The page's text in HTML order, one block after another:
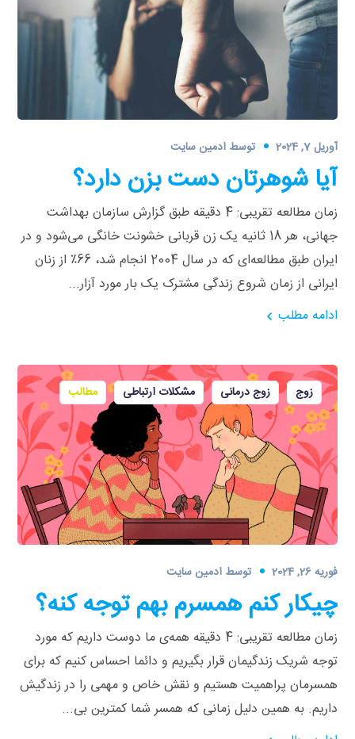
آوریل 7, 2024 توسطادمین سایت
آیا شوهرتان دست بزن دارد؟
زمان مطالعه تقریبی: 4 دقیقه طبق گزارش سازمان بهداشت
جهانی، هر 18 ثانیه یک زن قربانی خشونت خانگی می‌شود و در
ایران طبق مطالعه‌ای که در سال 2004 انجام شد، 66٪ از زنان
ایرانی از زمان شروع زندگی مشترک یک بار مورد آزار...
ادامه مطلب
زوج زوج درمانی مشکلات ارتباطی مطالب
فوریه 26, 2024 توسطادمین سایت
چیکار کنم همسرم بهم توجه کنه؟
زمان مطالعه تقریبی: 4 دقیقه همه‌ی ما دوست داریم که مورد
توجه شریک زندگیمان قرار بگیریم و دائما احساس کنیم که برای
همسرمان پراهمیت هستیم و نقش خاص و مهمی را در زندگیش
داریم. به همین دلیل زمانی که همسر شما کمترین بی...